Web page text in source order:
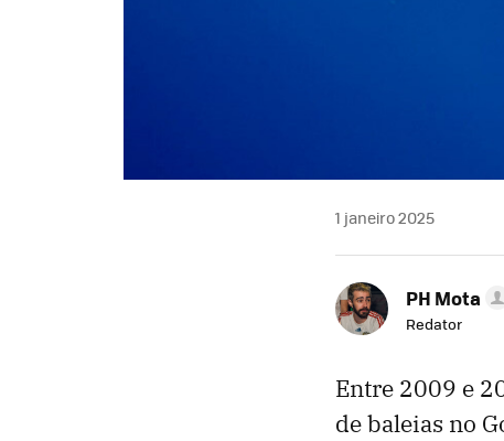
1 janeiro 2025
PH Mota
Redator
Entre 2009 e
de baleias no